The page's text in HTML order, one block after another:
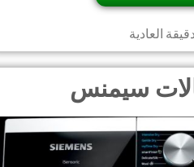
العادية
سيمنس